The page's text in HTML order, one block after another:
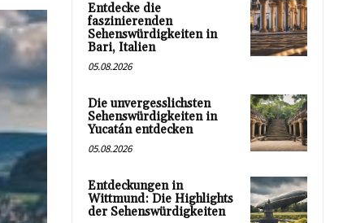
Entdecke die
faszinierenden
Sehenswürdigkeiten in
Bari, Italien
05.08.2026
Die unvergesslichsten
Sehenswürdigkeiten in
Yucatán entdecken
05.08.2026
Entdeckungen in
Wittmund: Die Highlights
der Sehenswürdigkeiten